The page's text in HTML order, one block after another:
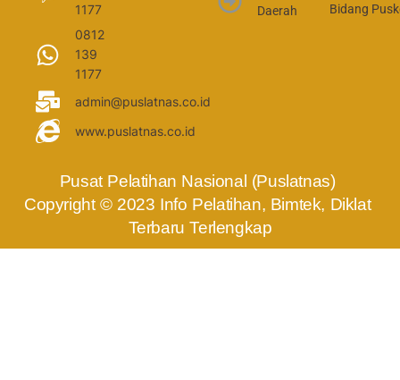
1177
0812
139
1177
admin@puslatnas.co.id
www.puslatnas.co.id
Daerah
Bidang
Pusat Pelatihan Nasional (Puslatnas)
Copyright © 2023 Info Pelatihan, Bimtek, Diklat
Terbaru Terlengkap